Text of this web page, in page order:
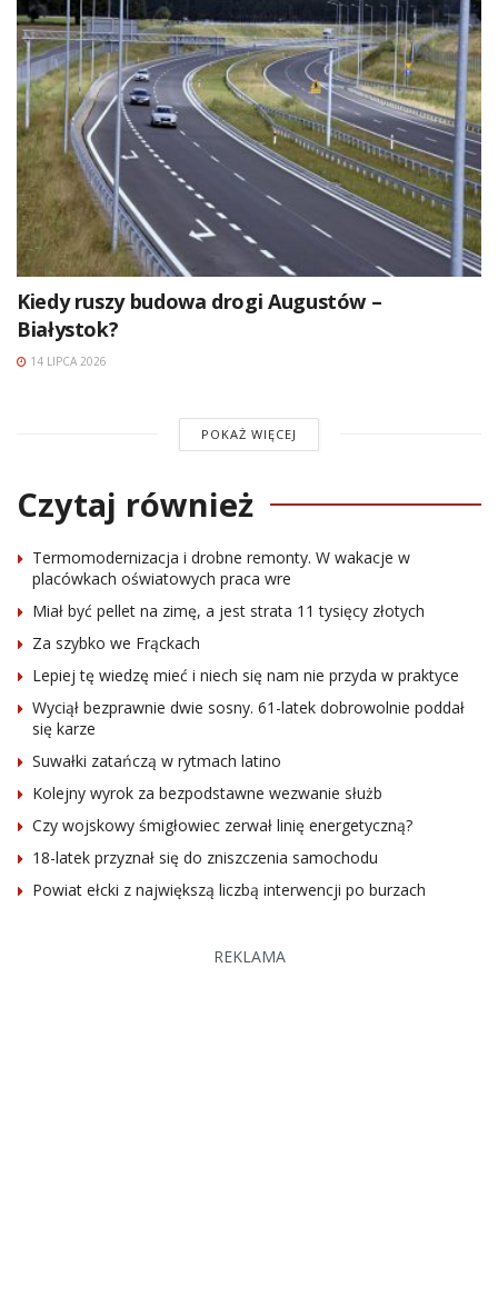
Kiedy ruszy budowa drogi Augustów –
Białystok?
14 LIPCA 2026
POKAŻ WIĘCEJ
Czytaj również
Termomodernizacja i drobne remonty. W wakacje w
placówkach oświatowych praca wre
Miał być pellet na zimę, a jest strata 11 tysięcy złotych
Za szybko we Frąckach
Lepiej tę wiedzę mieć i niech się nam nie przyda w praktyce
Wyciął bezprawnie dwie sosny. 61-latek dobrowolnie poddał
się karze
Suwałki zatańczą w rytmach latino
Kolejny wyrok za bezpodstawne wezwanie służb
Czy wojskowy śmigłowiec zerwał linię energetyczną?
18-latek przyznał się do zniszczenia samochodu
Powiat ełcki z największą liczbą interwencji po burzach
REKLAMA